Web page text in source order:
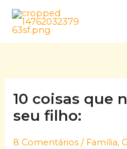
Skip
content
10 coisas que
seu filho:
8 Comentários / Família,